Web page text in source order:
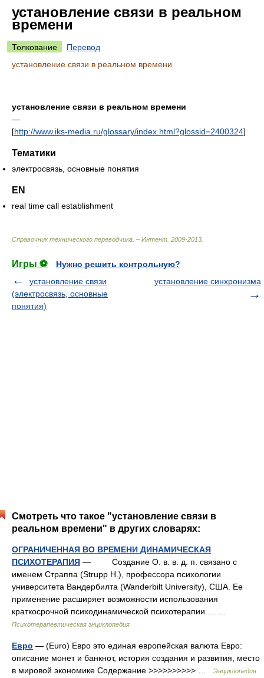
установление связи в реальном
времени
Толкование
Перевод
установление связи в реальном времени
установление связи в реальном времени
—
[http://www.iks-media.ru/glossary/index.html?glossid=2400324]
Тематики
электросвязь, основные понятия
EN
real time call establishment
Справочник технического переводчика. – Интент 2009-2013
Игры ⚽
Нужно решить контрольную?
установление связи
(электросвязь, основные
понятия)
установление синхронизма
Смотреть что такое "установление связи в
реальном времени" в других словарях:
ОГРАНИЧЕННАЯ ВО ВРЕМЕНИ ДИНАМИЧЕСКАЯ
ПСИХОТЕРАПИЯ — Создание О. в. в. д. п. связано с
именем Страппа (Strupp H.), профессора психологии
университета Вандербилта (Wanderbilt University), США. Ее
применение расширяет возможности использования
краткосрочной психодинамической психотерапии.… …
Психотерапевтическая энциклопедия
Евро — (Euro) Евро это единая европейская валюта Евро:
описание монет и банкнот, история создания и развития, место
в мировой экономике Содержание >>>>>>>>>> …
Энциклопедия